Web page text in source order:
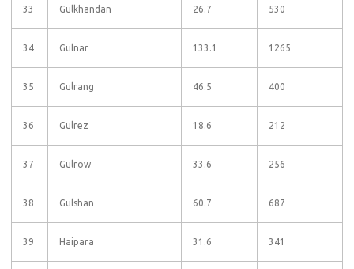
33 Gulkhandan 26.7 530
34 Gulnar 133.1 1265
35 Gulrang 46.5 400
36 Gulrez 18.6 212
37 Gulrow 33.6 256
38 Gulshan 60.7 687
39 Haipara 31.6 341